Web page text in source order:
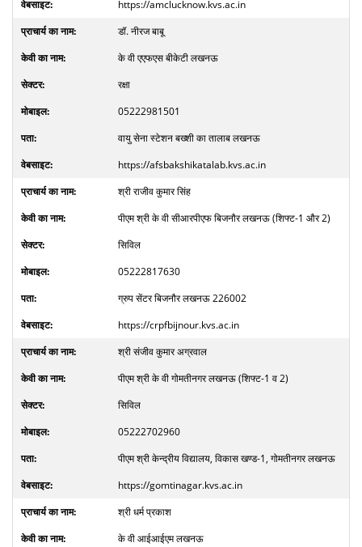
https://amclucknow.kvs.ac.in
डॉ. नीरज बाबू
के वी एएफएस बीकेटी लखनऊ
रक्षा
05222981501
वायु सेना स्टेशन बख्शी का तालाब लखनऊ
https://afsbakshikatalab.kvs.ac.in
श्री राजीव कुमार सिंह
पीएम श्री के वी सीआरपीएफ बिजनौर लखनऊ (शिफ्ट-1 और 2)
सिविल
05222817630
ग्रुप सेंटर बिजनौर लखनऊ 226002
https://crpfbijnour.kvs.ac.in
श्री संजीव कुमार अग्रवाल
पीएम श्री के वी गोमतीनगर लखनऊ (शिफ्ट-1 व 2)
सिविल
05222702960
पीएम श्री केन्द्रीय विद्यालय, विकास खण्ड-1, गोमतीनगर लखनऊ
https://gomtinagar.kvs.ac.in
श्री धर्म प्रकाश
के वी आईआईएम लखनऊ